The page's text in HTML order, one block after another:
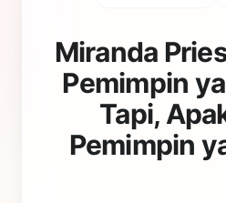
Miranda
Pemimpin
Tapi,
Pemimpin